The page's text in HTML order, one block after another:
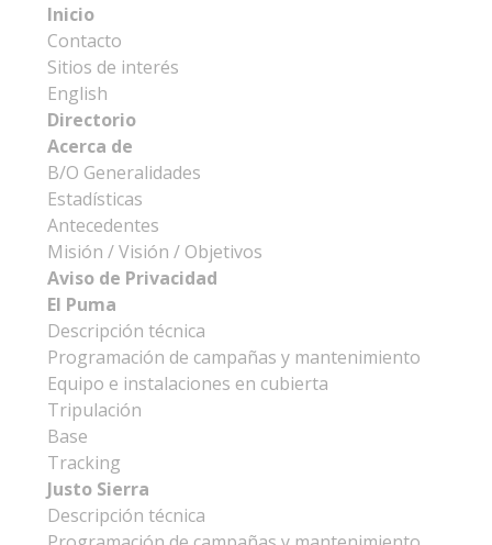
Inicio
Contacto
Sitios de interés
English
Directorio
Acerca de
B/O Generalidades
Estadísticas
Antecedentes
Misión / Visión / Objetivos
Aviso de Privacidad
El Puma
Descripción técnica
Programación de campañas y mantenimiento
Equipo e instalaciones en cubierta
Tripulación
Base
Tracking
Justo Sierra
Descripción técnica